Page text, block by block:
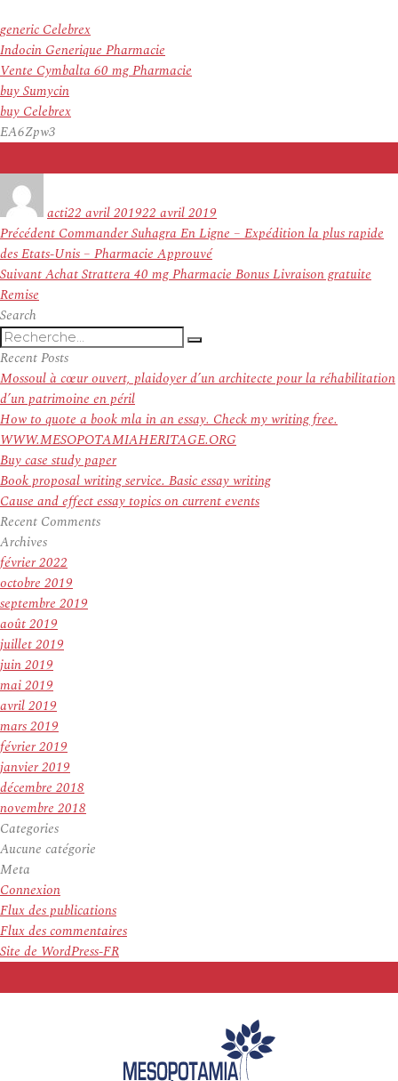
generic Celebrex
Indocin Generique Pharmacie
Vente Cymbalta 60 mg Pharmacie
buy Sumycin
buy Celebrex
EA6Zpw3
actile
22 avril 201922 avril 2019
Navigation
de
l’article
Précédent Article
précédent :
Commander Suhagra En Ligne – Expédition la plus rapide
des Etats-Unis – Pharmacie Approuvé
SuivantArticle
Achat Strattera 40 mg Pharmacie Bonus Livraison gratuite
Remise
Search
Recherche
pour
:
Recherche
Recent Posts
Mossoul à cœur ouvert, plaidoyer d’un architecte pour la réhabilitation
d’un patrimoine en péril
How to quote a book mla in an essay. Check my writing free.
WWW.MESOPOTAMIAHERITAGE.ORG
Buy case study paper
Book proposal writing service. Basic essay writing
Cause and effect essay topics on current events
Recent Comments
Archives
février 2022
octobre 2019
septembre 2019
août 2019
juillet 2019
juin 2019
mai 2019
avril 2019
mars 2019
février 2019
janvier 2019
décembre 2018
novembre 2018
Categories
Aucune catégorie
Meta
Connexion
Flux des publications
Flux des commentaires
Site de WordPress-FR